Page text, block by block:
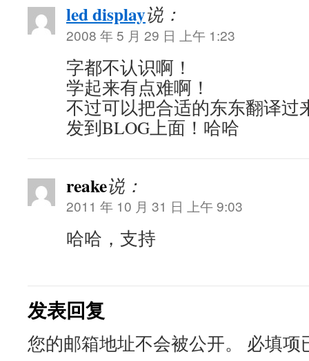
led display说：
2008 年 5 月 29 日 上午 1:23
字都不认识啊！
学起来有点难啊！
不过可以把合适的东东翻译过
发到BLOG上面！哈哈
reake说：
2011 年 10 月 31 日 上午 9:03
哈哈，支持
发表回复
您的邮箱地址不会被公开。 必填项